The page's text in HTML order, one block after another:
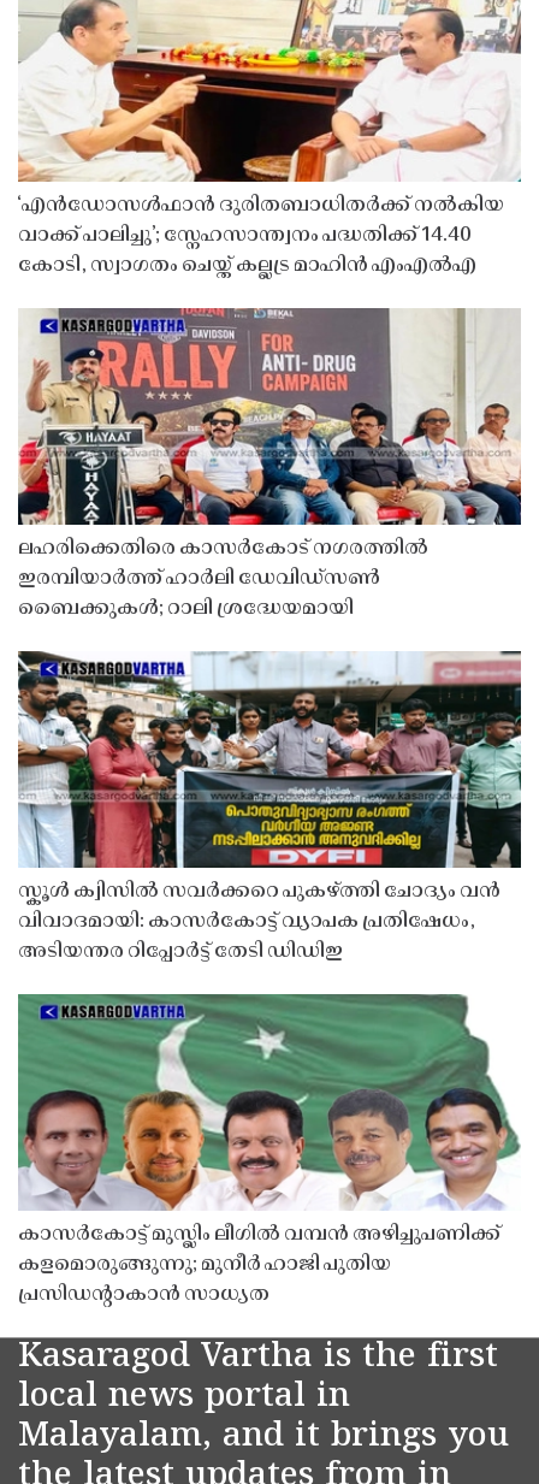
‘എൻഡോസൾഫാൻ ദുരിതബാധിതർക്ക് നൽകിയ
വാക്ക് പാലിച്ചു’; സ്നേഹസാന്ത്വനം പദ്ധതിക്ക് 14.40
കോടി, സ്വാഗതം ചെയ്ത് കല്ലട്ര മാഹിൻ എംഎൽഎ
ലഹരിക്കെതിരെ കാസർകോട് നഗരത്തിൽ
ഇരമ്പിയാർത്ത് ഹാർലി ഡേവിഡ്‌സൺ
ബൈക്കുകൾ; റാലി ശ്രദ്ധേയമായി
സ്കൂൾ ക്വിസിൽ സവർക്കറെ പുകഴ്ത്തി ചോദ്യം വൻ
വിവാദമായി: കാസർകോട്ട് വ്യാപക പ്രതിഷേധം,
അടിയന്തര റിപ്പോർട്ട് തേടി ഡിഡിഇ
കാസർകോട്ട് മുസ്ലിം ലീഗിൽ വമ്പൻ അഴിച്ചുപണിക്ക്
കളമൊരുങ്ങുന്നു; മുനീർ ഹാജി പുതിയ
പ്രസിഡൻ്റാകാൻ സാധ്യത
Kasaragod Vartha is the first
local news portal in
Malayalam, and it brings you